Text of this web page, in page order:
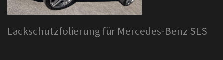
Lackschutzfolierung für Mercedes-Benz SLS